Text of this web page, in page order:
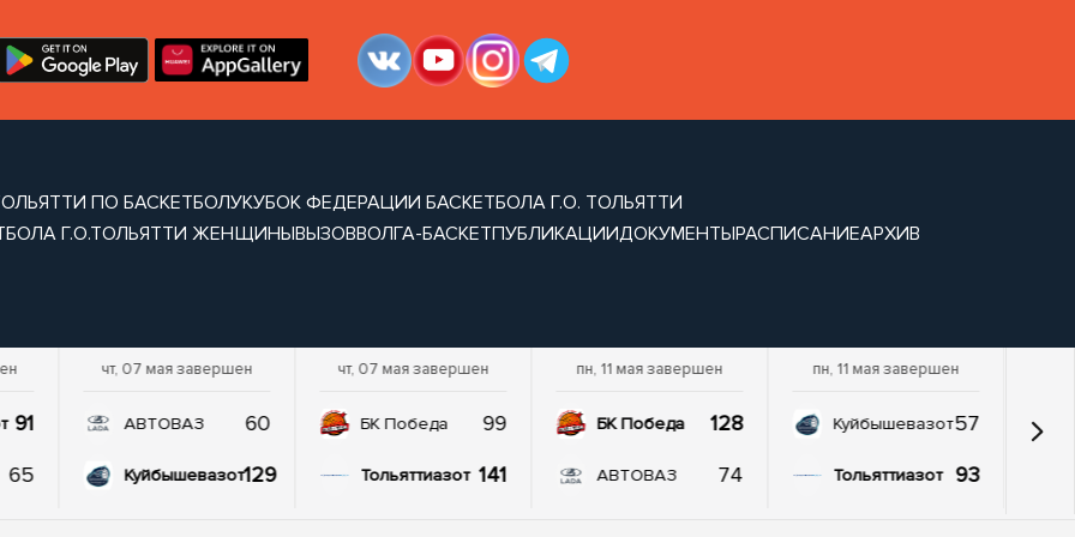
ПО БАСКЕТБОЛУКУБОК ФЕДЕРАЦИИ БАСКЕТБОЛА Г.О. ТОЛЬЯТТИ
Г.О.ТОЛЬЯТТИ ЖЕНЩИНЫВЫЗОВВОЛГА-БАСКЕТПУБЛИКАЦИИДОКУМЕНТЫРАСПИСАНИЕАРХИВ
91
65
чт, 07 мая завершен
АВТОВАЗ 60
Куйбышевазот129
чт, 07 мая завершен
БК Победа 99
Тольяттиазот 141
пн, 11 мая завершен
БК Победа 128
АВТОВАЗ 74
пн, 11 мая завершен
Куйбышевазот57
Тольяттиазот 93